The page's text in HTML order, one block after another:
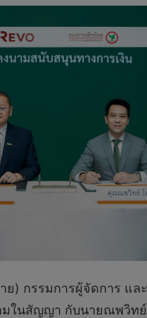
) กรรมการผู้จัดการ แล
มในสัญญา กับนายณพวิทย์